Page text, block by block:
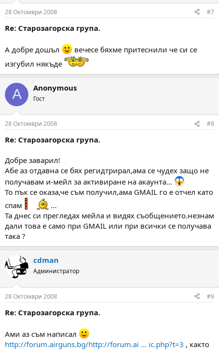
28 Октомври 2008 #7
Re: Старозагорска група.
А добре дошъл
вечесе бяхме притеснили че си се
изгубил някъде
A Anonymous
Гост
28 Октомври 2008 #8
Re: Старозагорска група.
Добре заварил!
Абе аз отдавна се бях регидтрирал,ама се чудех защо не
получавам и-мейл за активиране на акаунта...
То пък се оказа,че съм получил,ама GMAIL го е отчел като
спам
...
Та днес си прегледах мейла и видях съобщението.незнам
дали това е само при GMAIL или при всички се получава
така ?
cdman
Администратор
28 Октомври 2008 #9
Re: Старозагорска група.
Ами аз съм написал
http://forum.airguns.bg/http://forum.ai ... ic.php?t=3 , както